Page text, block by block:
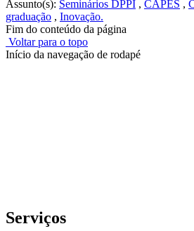
Assunto(s): Seminários DPPI , CAPES ,
graduação , Inovação.
Fim do conteúdo da página
Voltar para o topo
Início da navegação de rodapé
Serviços